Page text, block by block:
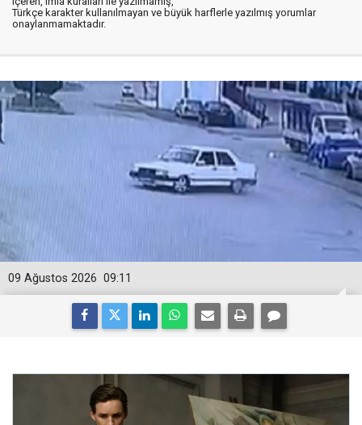
Türkçe karakter kullanılmayan ve büyük harflerle yazılmış yorumlar
onaylanmamaktadır.
09:11
09 Ağustos 2026